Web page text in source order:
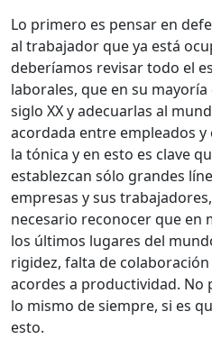
Lo primero es pensar en
al trabajador que ya está
deberíamos revisar todo el
laborales, que en su
siglo XX y adecuarlas al
acordada entre empleados
la tónica y en esto es clave
establezcan sólo grandes
empresas y sus
necesario reconocer que en
los últimos lugares del
rigidez, falta de
acordes a productividad. No
lo mismo de siempre, si es
esto.